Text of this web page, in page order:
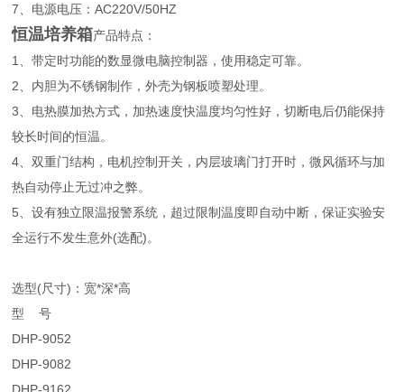
7、电源电压：AC220V/50HZ
恒温培养箱产品特点：
1、带定时功能的数显微电脑控制器，使用稳定可靠。
2、内胆为不锈钢制作，外壳为钢板喷塑处理。
3、电热膜加热方式，加热速度快温度均匀性好，切断电后仍能保持
较长时间的恒温。
4、双重门结构，电机控制开关，内层玻璃门打开时，微风循环与加
热自动停止无过冲之弊。
5、设有独立限温报警系统，超过限制温度即自动中断，保证实验安
全运行不发生意外(选配)。
选型(尺寸)：宽*深*高
型 号
DHP-9052
DHP-9082